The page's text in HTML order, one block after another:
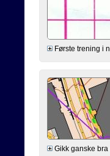
Første trening i
Gikk ganske